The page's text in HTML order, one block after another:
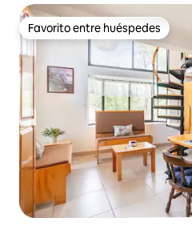
Favorito entre huéspedes
Favorito entre huéspedes